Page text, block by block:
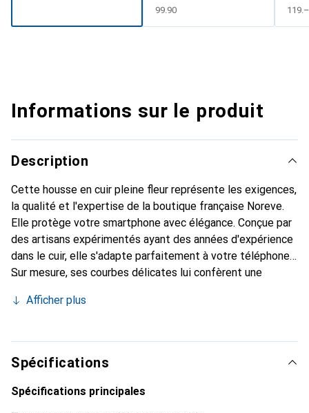
CHF
99.90 CHF
Informations sur le produit
Description
Cette housse en cuir pleine fleur représente les exigences,
la qualité et l'expertise de la boutique française Noreve.
Elle protège votre smartphone avec élégance. Conçue par
des artisans expérimentés ayant des années d'expérience
dans le cuir, elle s'adapte parfaitement à votre téléphone.
Sur mesure, ses courbes délicates lui confèrent une
indispensable pour votre smartphone. Reconnaissance
marque Noreve est un choix fiable pour une clientèle
exigeante.
Afficher plus
Spécifications
Spécifications principales